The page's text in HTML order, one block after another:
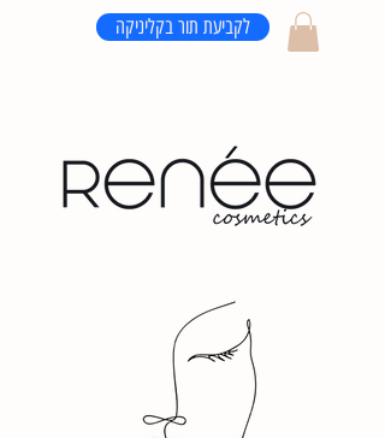
לקביעת תור בקליניקה